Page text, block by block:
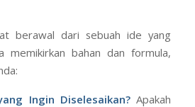
berawal dari sebuah ide yang
memikirkan bahan dan formula,
Ingin Diselesaikan? Apakah